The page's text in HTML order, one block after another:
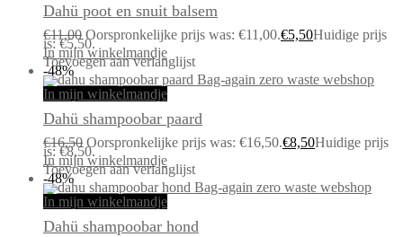
Dahü poot en snuit balsem
€11,00 Oorspronkelijke prijs was: €11,00.€5,50Huidige prijs
is: €5,50.
In mijn winkelmandje
Toevoegen aan verlanglijst
-48%
In mijn winkelmandje
Dahü shampoobar paard
€16,50 Oorspronkelijke prijs was: €16,50.€8,50Huidige prijs
is: €8,50.
In mijn winkelmandje
Toevoegen aan verlanglijst
-48%
In mijn winkelmandje
Dahü shampoobar hond